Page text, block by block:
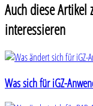
Auch diese Artikel
interessieren
Was sich für iGZ-